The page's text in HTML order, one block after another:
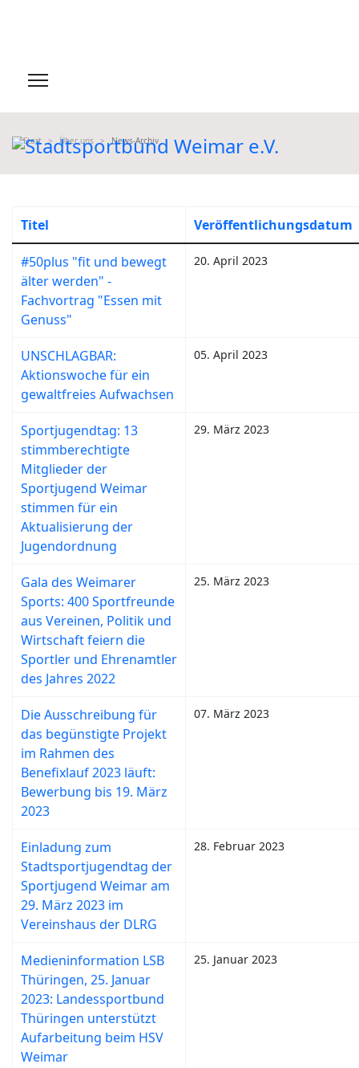
Start Über uns News-Archiv
Titel Veröffentlichungsdatum
#50plus "fit und bewegt
älter werden" -
Fachvortrag "Essen mit
Genuss"
20. April 2023
UNSCHLAGBAR:
Aktionswoche für ein
gewaltfreies Aufwachsen
05. April 2023
Sportjugendtag: 13
stimmberechtigte
Mitglieder der
Sportjugend Weimar
stimmen für ein
Aktualisierung der
Jugendordnung
29. März 2023
Gala des Weimarer
Sports: 400 Sportfreunde
aus Vereinen, Politik und
Wirtschaft feiern die
Sportler und Ehrenamtler
des Jahres 2022
25. März 2023
Die Ausschreibung für
das begünstigte Projekt
im Rahmen des
Benefixlauf 2023 läuft:
Bewerbung bis 19. März
2023
07. März 2023
Einladung zum
Stadtsportjugendtag der
Sportjugend Weimar am
29. März 2023 im
Vereinshaus der DLRG
28. Februar 2023
Medieninformation LSB
Thüringen, 25. Januar
2023: Landessportbund
Thüringen unterstützt
Aufarbeitung beim HSV
Weimar
25. Januar 2023